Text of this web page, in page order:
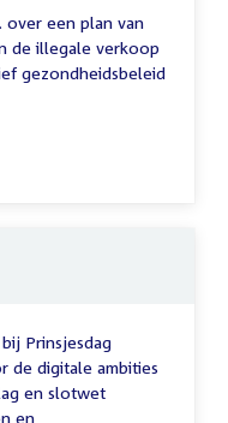
over een plan van
de illegale verkoop
gezondheidsbeleid
Prinsjesdag
de digitale ambities
en slotwet
en